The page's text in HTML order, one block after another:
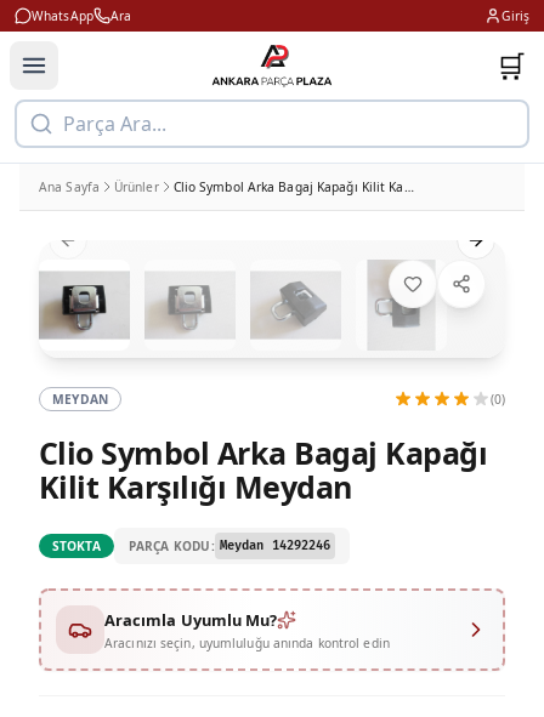
WhatsApp Ara Giriş
🛒
Parça Ara...
Ana Sayfa Ürünler Clio Symbol Arka Bagaj Kapağı Kilit Karşılığı Meydan
Previous slide Next
MEYDAN (0)
Clio Symbol Arka Bagaj Kapağı
Kilit Karşılığı Meydan
STOKTA PARÇA KODU: Meydan 14292246
Aracımla Uyumlu Mu?
Aracınızı seçin, uyumluluğu anında kontrol edin